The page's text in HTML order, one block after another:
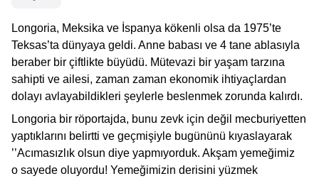
Longoria, Meksika ve İspanya kökenli olsa da 1975’te
Teksas’ta dünyaya geldi. Anne babası ve 4 tane ablasıyla
beraber bir çiftlikte büyüdü. Mütevazi bir yaşam tarzına
sahipti ve ailesi, zaman zaman ekonomik ihtiyaçlardan
dolayı avlayabildikleri şeylerle beslenmek zorunda kalırdı.
Longoria bir röportajda, bunu zevk için değil mecburiyetten
yaptıklarını belirtti ve geçmişiyle bugününü kıyaslayarak
’’Acımasızlık olsun diye yapmıyorduk. Akşam yemeğimiz
o sayede oluyordu! Yemeğimizin derisini yüzmek